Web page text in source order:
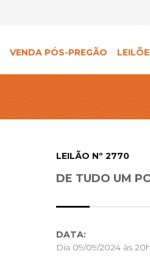
VENDA PÓS-PREGÃO
LEILÃO Nº 2770
DE TUDO UM
DATA:
Dia 09/09/2024 às